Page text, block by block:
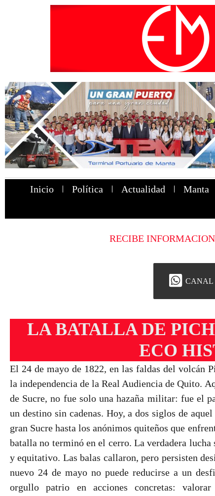
Inicio Política Actualidad Manta
RECIBE
CANAL
LA BATALLA DE
ECO
El 24 de mayo de 1822, en las faldas del volcán
la independencia de la Real Audiencia de Quito.
de Sucre, no fue solo una hazaña militar: fue el
un destino sin cadenas. Hoy, a dos siglos de
gran Sucre hasta los anónimos quiteños que
batalla no terminó en el cerro. La verdadera
y equitativo. Las balas callaron, pero persisten
nuevo 24 de mayo no puede reducirse a un
orgullo patrio en acciones concretas: